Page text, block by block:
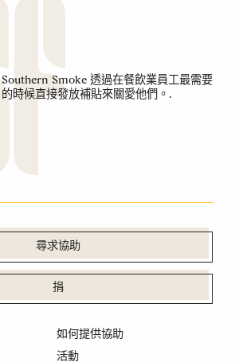
Southern Smoke 透過在餐飲業員工最需要
的時候直接發放補貼來關愛他們。.
尋求協助
捐
如何提供協助
活動